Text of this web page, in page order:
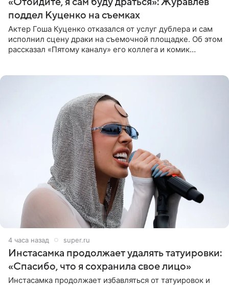
поддел Куценко на съемках
Актер Гоша Куценко отказался от услуг дублера и сам
исполнил сцену драки на съемочной площадке. Об этом
рассказал «Пятому каналу» его коллега и комик
4 часа назад super.ru
Инстасамка продолжает удалять татуировки:
«Спасибо, что я сохранила свое лицо»
Инстасамка продолжает избавляться от татуировок и